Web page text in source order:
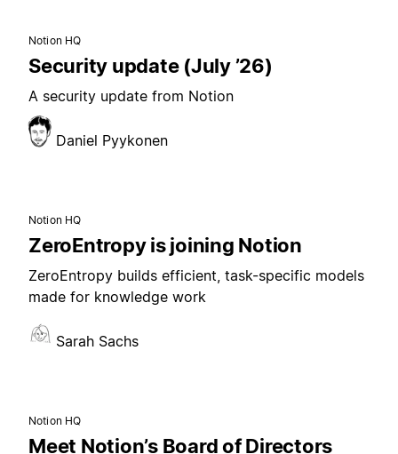
Notion HQ
Security update (July ’26)
A security update from Notion
Daniel Pyykonen
Notion HQ
ZeroEntropy is joining Notion
ZeroEntropy builds efficient, task-specific models
made for knowledge work
Sarah Sachs
Notion HQ
Meet Notion’s Board of Directors